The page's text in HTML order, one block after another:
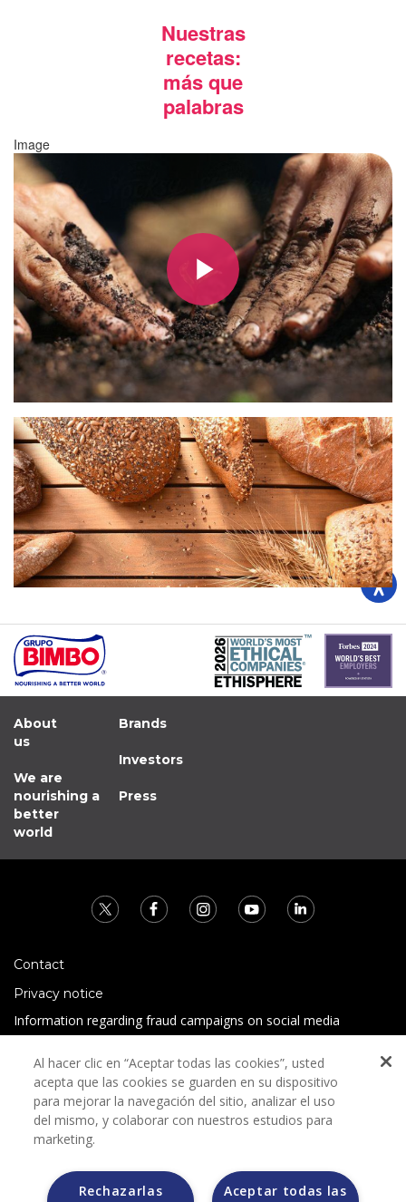
Nuestras
recetas:
más que
palabras
Image
Image
About
us
We are
nourishing a
better
world
Brands
Investors
Press
Contact
Privacy notice
Information regarding fraud campaigns on social media
Terms and conditions
Al hacer clic en “Aceptar todas las cookies”, usted
acepta que las cookies se guarden en su dispositivo
para mejorar la navegación del sitio, analizar el uso
del mismo, y colaborar con nuestros estudios para
marketing.
Aceptar todas las
Rechazarlas